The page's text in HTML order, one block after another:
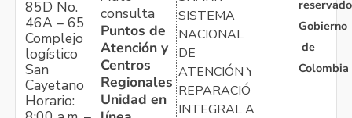
85D No.
46A – 65
Complejo
logístico
San
Cayetano
Horario:
consulta
Puntos de
Atención y
Centros
Regionales
Unidad en
SISTEMA
NACIONAL
DE
ATENCIÓN Y
REPARACIÓN
INTEGRAL A
Gobierno
de
Colombia